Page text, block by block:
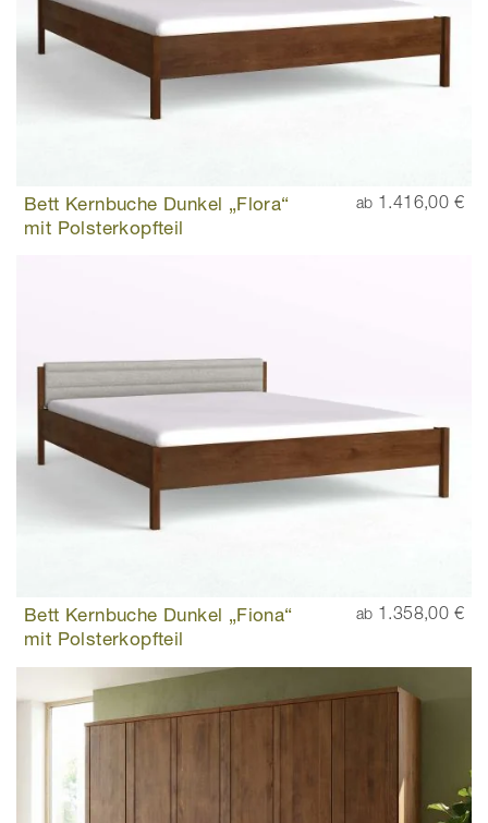
Bett Kernbuche Dunkel „Flora“
mit Polsterkopfteil
ab 1.416,00 €
Bett Kernbuche Dunkel „Fiona“
mit Polsterkopfteil
ab 1.358,00 €